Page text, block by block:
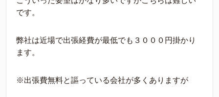
です。
弊社は近場で出張経費が最低でも３０００円掛かり
ます。
※出張費無料と謳っている会社が多くありますが